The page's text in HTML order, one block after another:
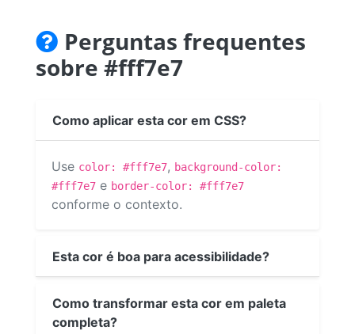
Perguntas frequentes
sobre #fff7e7
Como aplicar esta cor em CSS?
Use color: #fff7e7, background-color:
#fff7e7 e border-color: #fff7e7
conforme o contexto.
Esta cor é boa para acessibilidade?
Como transformar esta cor em paleta
completa?